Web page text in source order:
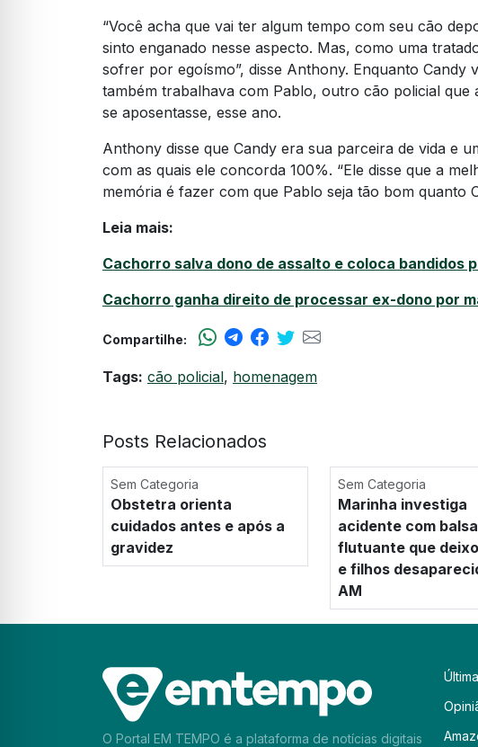
“Você acha que vai ter algum tempo com seu cão
sinto enganado nesse aspecto. Mas, como uma
sofrer por egoísmo”, disse Anthony. Enquanto Candy
também trabalhava com Pablo, outro cão policial que
se aposentasse, esse ano.
Anthony disse que Candy era sua parceira de vida e
com as quais ele concorda 100%. “Ele disse que a
memória é fazer com que Pablo seja tão bom quanto
Leia mais:
Cachorro salva dono de assalto e coloca bandidos
Cachorro ganha direito de processar ex-dono por
Compartilhe:
Tags: cão policial, homenagem
Posts Relacionados
Sem Categoria
Obstetra orienta
cuidados antes e após a
gravidez
Sem Categoria
Marinha investiga
acidente com
flutuante que
e filhos
AM
O Portal EM TEMPO é a plataforma de notícias digitais